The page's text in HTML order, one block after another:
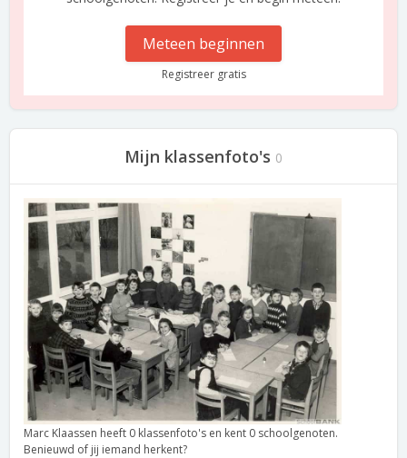
Meteen beginnen
Registreer gratis
Mijn klassenfoto's 0
Marc Klaassen heeft 0 klassenfoto's en kent 0 schoolgenoten.
Benieuwd of jij iemand herkent?